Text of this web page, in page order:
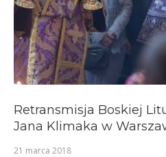
Retransmisja Boskiej
Jana Klimaka w
21 marca 2018